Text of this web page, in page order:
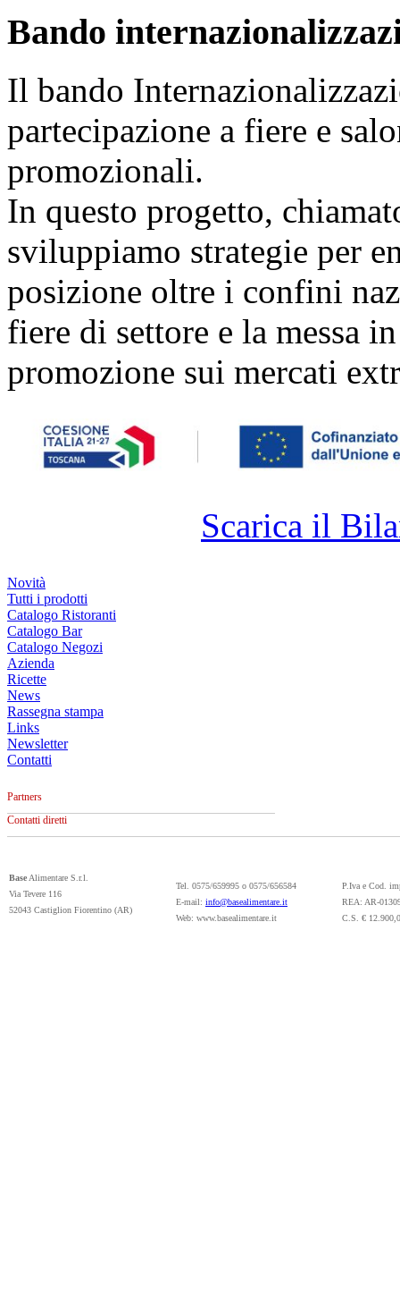
Bando
Il bando
partecipazione a fiere e
promozionali.
In questo progetto,
sviluppiamo strategie per
posizione oltre i confini
fiere di settore e la messa
promozione sui mercati
Scarica il
Novità
Tutti i prodotti
Catalogo Ristoranti
Catalogo Bar
Catalogo Negozi
Azienda
Ricette
News
Rassegna stampa
Links
Newsletter
Contatti
Partners
Contatti diretti
Base Alimentare S.r.l.
Via Tevere 116
52043 Castiglion Fiorentino (AR)
Tel. 0575/659995 o 0575/656584
E-mail: info@basealimentare.it
Web: www.basealimentare.it
P.Iva e Cod.
REA: AR-
C.S. €